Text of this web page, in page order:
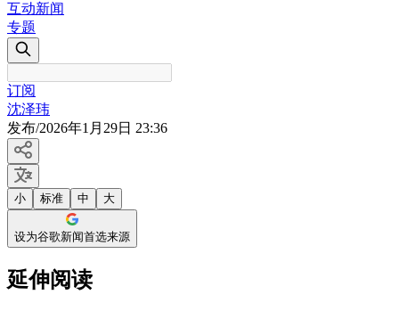
互动新闻
专题
订阅
沈泽玮
发布/2026年1月29日 23:36
小 标准 中 大
设为谷歌新闻首选来源
延伸阅读